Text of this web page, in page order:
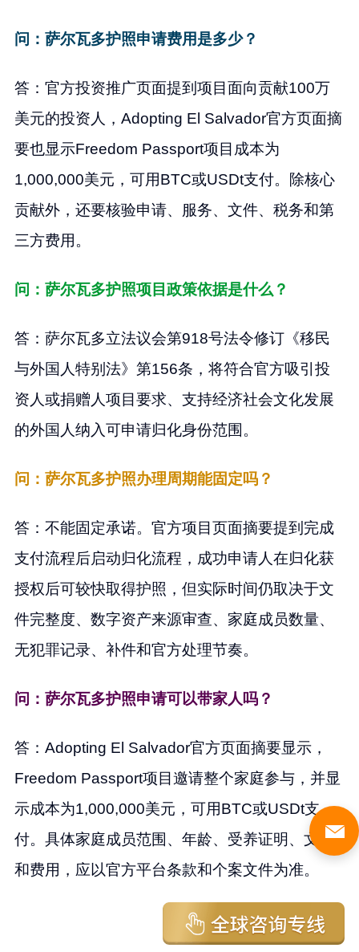
问：萨尔瓦多护照申请费用是多少？
答：官方投资推广页面提到项目面向贡献100万
美元的投资人，Adopting El Salvador官方页面摘
要也显示Freedom Passport项目成本为
1,000,000美元，可用BTC或USDt支付。除核心
贡献外，还要核验申请、服务、文件、税务和第
三方费用。
问：萨尔瓦多护照项目政策依据是什么？
答：萨尔瓦多立法议会第918号法令修订《移民
与外国人特别法》第156条，将符合官方吸引投
资人或捐赠人项目要求、支持经济社会文化发展
的外国人纳入可申请归化身份范围。
问：萨尔瓦多护照办理周期能固定吗？
答：不能固定承诺。官方项目页面摘要提到完成
支付流程后启动归化流程，成功申请人在归化获
授权后可较快取得护照，但实际时间仍取决于文
件完整度、数字资产来源审查、家庭成员数量、
无犯罪记录、补件和官方处理节奏。
问：萨尔瓦多护照申请可以带家人吗？
答：Adopting El Salvador官方页面摘要显示，
Freedom Passport项目邀请整个家庭参与，并显
示成本为1,000,000美元，可用BTC或USDt支
付。具体家庭成员范围、年龄、受养证明、文件
和费用，应以官方平台条款和个案文件为准。
选择萨尔瓦多移民中介，真正要比较的不是谁把